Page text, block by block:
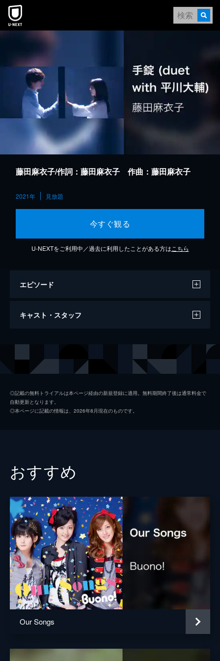
本文へスキップ
藤田麻衣子/作詞：藤田麻衣子 作曲：藤田麻衣子
2021年 見放題
今すぐ観る
U-NEXTをご利用中／過去に利用したことがある方は こちら
エピソード
手錠 (duet with 平川大輔)
キャスト・スタッフ
◎記載の無料トライアルは本ページ経由の新規登録に適用。無料期間終了後は通常料金で
自動更新となります。
◎本ページに記載の情報は、2026年8月現在のものです。
おすすめ
Our Songs